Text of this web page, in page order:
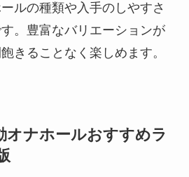
ルの種類や入手のしやすさ
。豊富なバリエーションが
きることなく楽しめます。
オナホールおすすめラ